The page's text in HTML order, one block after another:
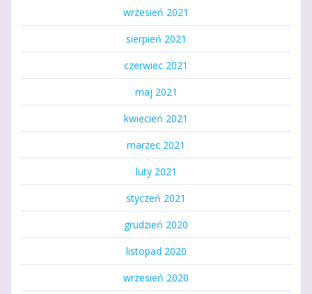
wrzesień 2021
sierpień 2021
czerwiec 2021
maj 2021
kwiecień 2021
marzec 2021
luty 2021
styczeń 2021
grudzień 2020
listopad 2020
wrzesień 2020